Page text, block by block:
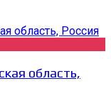
область,